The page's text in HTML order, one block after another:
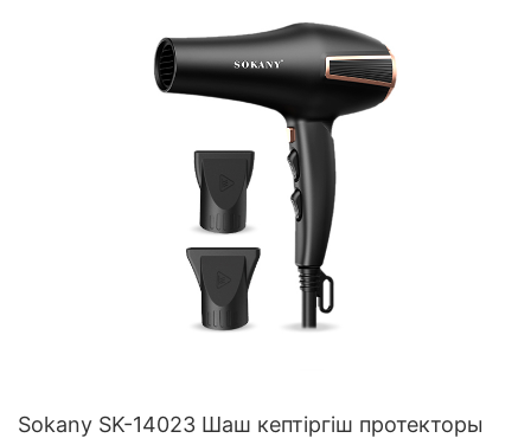
Sokany SK-14023 Шаш кептіргіш протекторы